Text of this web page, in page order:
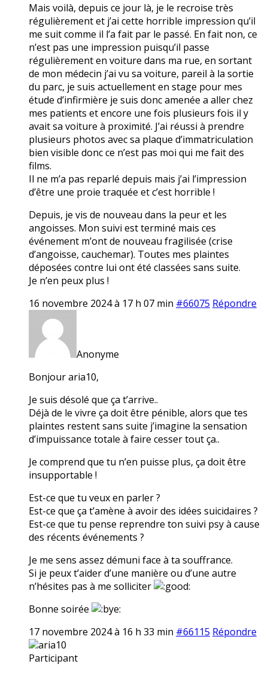
Mais voilà, depuis ce jour là, je le recroise très
régulièrement et j’ai cette horrible impression qu’il
me suit comme il l’a fait par le passé. En fait non, ce
n’est pas une impression puisqu’il passe
régulièrement en voiture dans ma rue, en sortant
de mon médecin j’ai vu sa voiture, pareil à la sortie
du parc, je suis actuellement en stage pour mes
étude d’infirmière je suis donc amenée a aller chez
mes patients et encore une fois plusieurs fois il y
avait sa voiture à proximité. J’ai réussi à prendre
plusieurs photos avec sa plaque d’immatriculation
bien visible donc ce n’est pas moi qui me fait des
films.
Il ne m’a pas reparlé depuis mais j’ai l’impression
d’être une proie traquée et c’est horrible !
Depuis, je vis de nouveau dans la peur et les
angoisses. Mon suivi est terminé mais ces
événement m’ont de nouveau fragilisée (crise
d’angoisse, cauchemar). Toutes mes plaintes
déposées contre lui ont été classées sans suite.
Je n’en peux plus !
16 novembre 2024 à 17 h 07 min #66075 Répondre
Anonyme
Bonjour aria10,
Je suis désolé que ça t’arrive..
Déjà de le vivre ça doit être pénible, alors que tes
plaintes restent sans suite j’imagine la sensation
d’impuissance totale à faire cesser tout ça..
Je comprend que tu n’en puisse plus, ça doit être
insupportable !
Est-ce que tu veux en parler ?
Est-ce que ça t’amène à avoir des idées suicidaires ?
Est-ce que tu pense reprendre ton suivi psy à cause
des récents événements ?
Je me sens assez démuni face à ta souffrance.
Si je peux t’aider d’une manière ou d’une autre
n’hésites pas à me solliciter
Bonne soirée
17 novembre 2024 à 16 h 33 min #66115 Répondre
aria10
Participant